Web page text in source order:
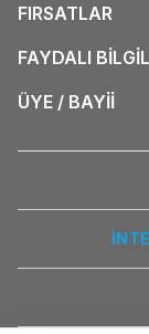
FIRSATLAR
FAYDALI
ÜYE / BAYİİ